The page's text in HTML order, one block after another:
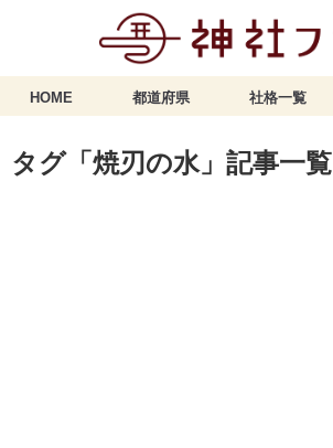
HOME 都道府県 社格一覧
タグ「焼刃の水」記事一覧